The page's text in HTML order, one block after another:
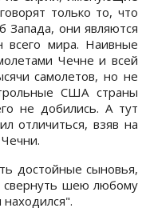
только то, что
Запада, они являются
всего мира. Наивные
Чечне и всей
самолетов, но не
США страны
не добились. А тут
отличиться, взяв на
достойные сыновья,
свернуть шею любому